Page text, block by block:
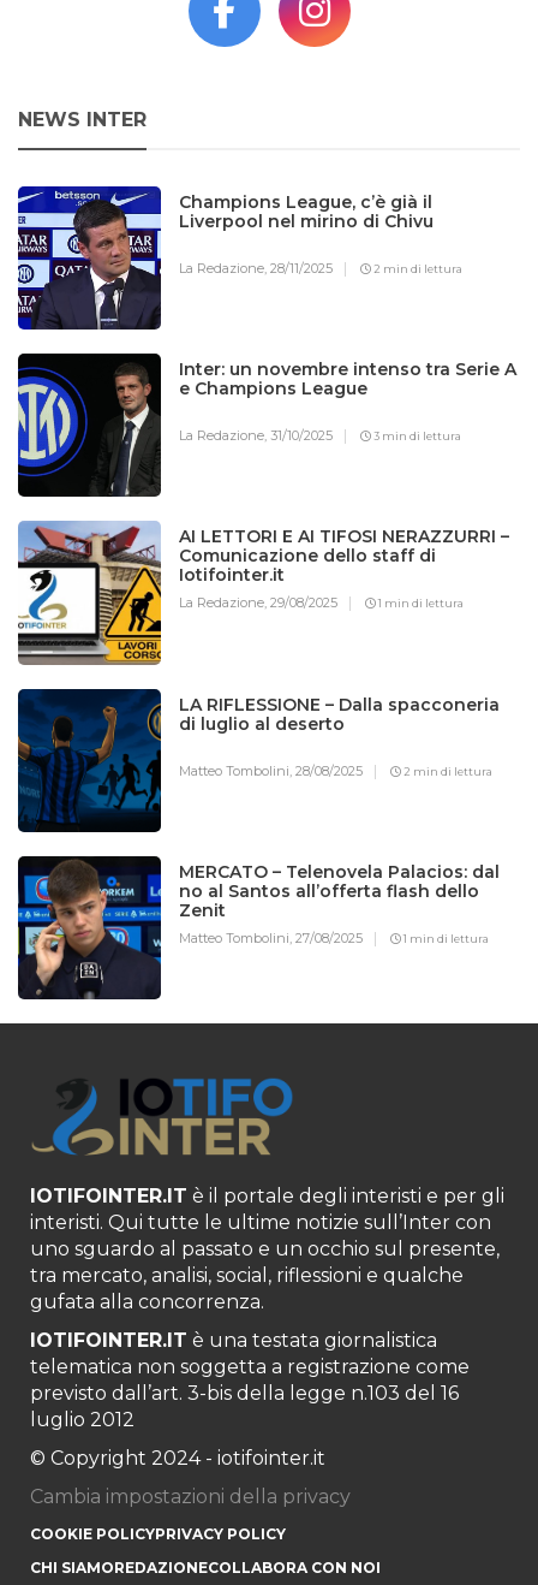
NEWS INTER
Champions League, c’è già il
Liverpool nel mirino di Chivu
La Redazione,28/11/2025 2 min di lettura
Inter: un novembre intenso tra Serie A
e Champions League
La Redazione,31/10/2025 3 min di lettura
AI LETTORI E AI TIFOSI NERAZZURRI –
Comunicazione dello staff di
Iotifointer.it
La Redazione,29/08/2025 1 min di lettura
LA RIFLESSIONE – Dalla spacconeria
di luglio al deserto
Matteo Tombolini,28/08/2025 2 min di lettura
MERCATO – Telenovela Palacios: dal
no al Santos all’offerta flash dello
Zenit
Matteo Tombolini,27/08/2025 1 min di lettura
IOTIFOINTER.IT è il portale degli interisti e per gli
interisti. Qui tutte le ultime notizie sull’Inter con
uno sguardo al passato e un occhio sul presente,
tra mercato, analisi, social, riflessioni e qualche
gufata alla concorrenza.
IOTIFOINTER.IT è una testata giornalistica
telematica non soggetta a registrazione come
previsto dall’art. 3-bis della legge n.103 del 16
luglio 2012
© Copyright 2024 - iotifointer.it
Cambia impostazioni della privacy
COOKIE POLICYPRIVACY POLICY
CHI SIAMOREDAZIONECOLLABORA CON NOI